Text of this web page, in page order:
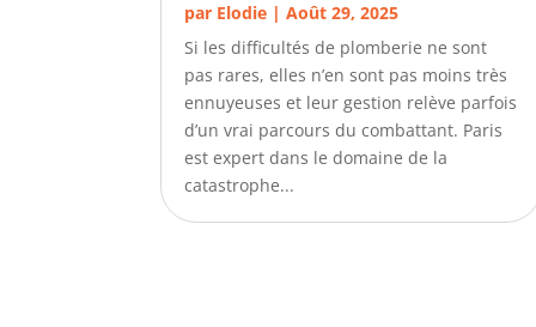
par Elodie |Août 29, 2025
Si les difficultés de plomberie ne sont
pas rares, elles n’en sont pas moins très
ennuyeuses et leur gestion relève parfois
d’un vrai parcours du combattant. Paris
est expert dans le domaine de la
catastrophe...